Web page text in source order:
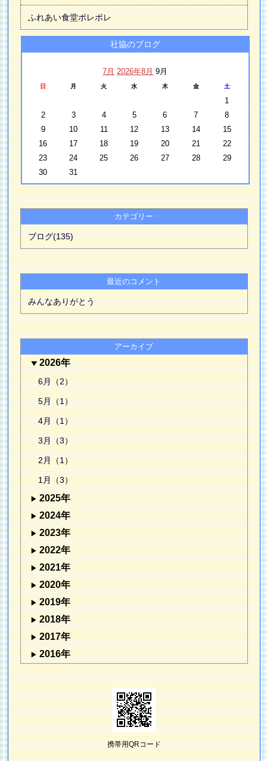
ふれあい食堂ポレポレ
社協のブログ
7月 2026年8月 9月
日 月 火 水 木 金 土
1
2
3 4 5 6 7
8
9
10 11 12 13 14
15
16
17 18 19 20 21
22
23
24 25 26 27 28
29
30
31
カテゴリー
ブログ(135)
最近のコメント
みんなありがとう
アーカイブ
2026年
6月（2）
5月（1）
4月（1）
3月（3）
2月（1）
1月（3）
2025年
2024年
2023年
2022年
2021年
2020年
2019年
2018年
2017年
2016年
携帯用QRコード